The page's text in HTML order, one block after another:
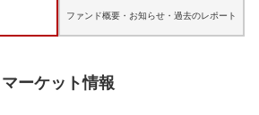
ファンド概要・お知らせ・ 過去のレポート
マーケット情報